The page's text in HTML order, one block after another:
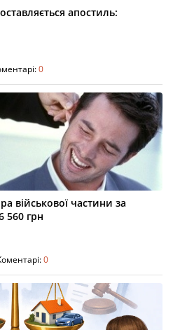
апостиль:
0
військової частини за
560 грн
0